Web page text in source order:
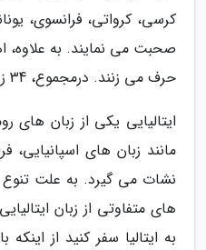
حرف می زنند. درمجموع، 34 زبان در ایتالیا وجود دارد.
ایتالیایی یکی از زبان های
مانند زبان های اسپانیایی،
نشات می گیرد. به علت
های متفاوتی از زبان
به ایتالیا سفر کنید از